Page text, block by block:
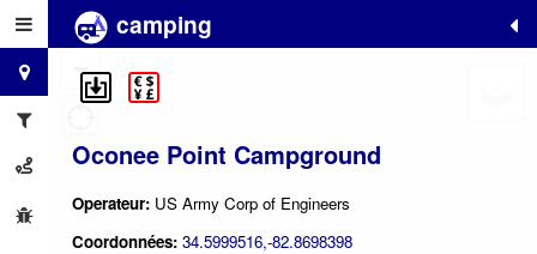
camping
Oconee Point Campground
Operateur: US Army Corp of Engineers
Coordonnées: 34.5999516,-82.8698398
+
−